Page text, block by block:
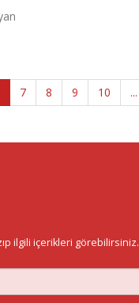
7 8 9 10 ...
ilgili içerikleri görebilirsiniz.